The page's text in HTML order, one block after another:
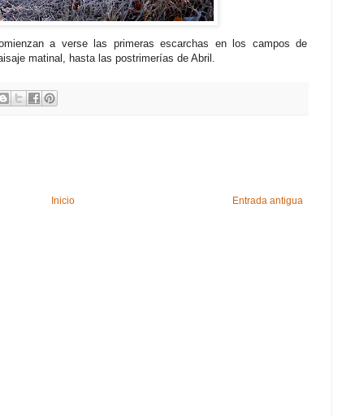
a verse las primeras escarchas en los campos de
matinal, hasta las postrimerías de Abril.
Entrada antigua
Inicio